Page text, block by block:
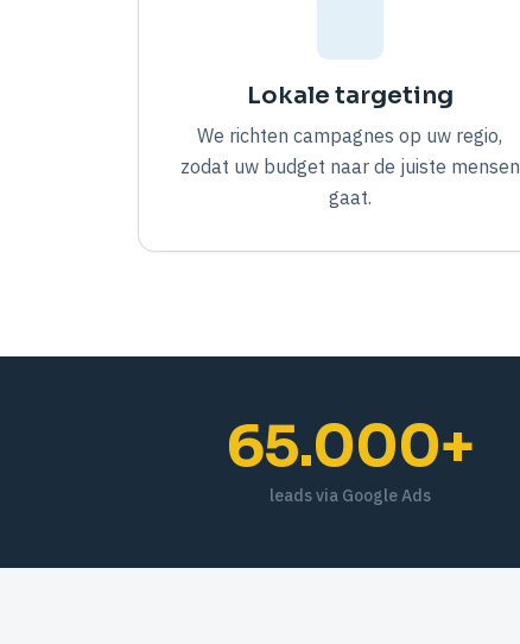
Lokale targeting
We richten campagnes op uw regio,
zodat uw budget naar de juiste mensen
gaat.
65.000+
leads via Google Ads